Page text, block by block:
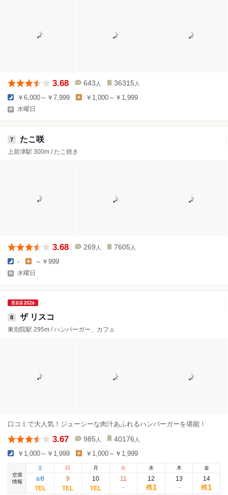
3.68 643 人 36315 人
￥6,000～￥7,999 ￥1,000～￥1,999
水曜日
7 たこ咲
上前津駅 300m / たこ焼き
3.68 269 人 7605 人
- ～￥999
水曜日
8 ザ リスコ
東別院駅 295m / ハンバーガー、カフェ
口コミで大人気！ジューシーな肉汁あふれるハンバーガーを堪能！
3.67 985 人 40176 人
￥1,000～￥1,999 ￥1,000～￥1,999
空席
情報
土
8/8
日
9
月
10
火
11
水
12
残1
木
13
金
14
残1